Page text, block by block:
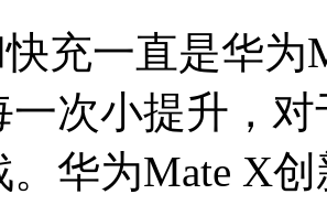
充一直是华为
一次小提升，
。华为Mate X